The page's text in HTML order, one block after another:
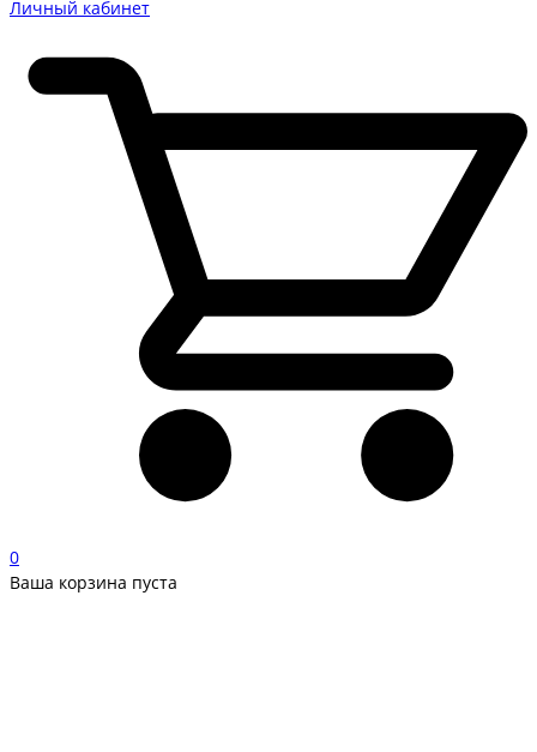
Личный кабинет
0
Ваша корзина пуста